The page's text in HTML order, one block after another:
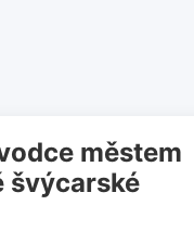
městem
švýcarské